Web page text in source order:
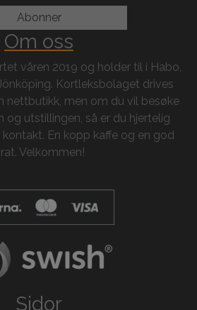
Om oss
våren 2019 og holder til i Habo,
Kortleksbolaget drives
nettbutikk, men om du vil besøke
og utstillingen, så er du hjertelig
En kopp kaffe og en god
Velkommen!
Sidor